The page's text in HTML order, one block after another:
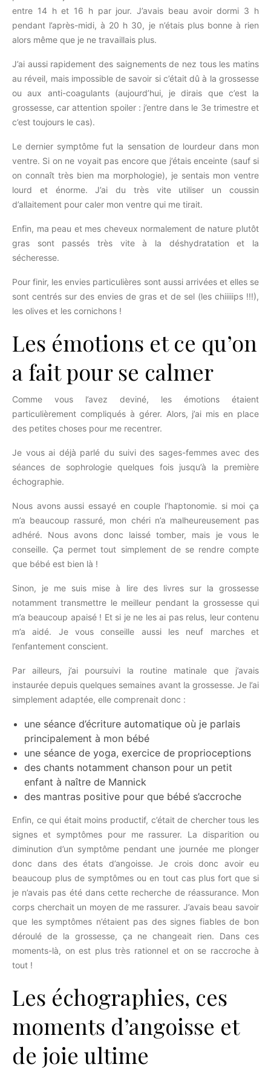
entre 14 h et 16 h par jour. J’avais beau avoir dormi 3 h
pendant l’après-midi, à 20 h 30, je n’étais plus bonne à rien
alors même que je ne travaillais plus.
J’ai aussi rapidement des saignements de nez tous les matins
au réveil, mais impossible de savoir si c’était dû à la grossesse
ou aux anti-coagulants (aujourd’hui, je dirais que c’est la
grossesse, car attention spoiler : j’entre dans le 3e trimestre et
c’est toujours le cas).
Le dernier symptôme fut la sensation de lourdeur dans mon
ventre. Si on ne voyait pas encore que j’étais enceinte (sauf si
on connaît très bien ma morphologie), je sentais mon ventre
lourd et énorme. J’ai du très vite utiliser un coussin
d’allaitement pour caler mon ventre qui me tirait.
Enfin, ma peau et mes cheveux normalement de nature plutôt
gras sont passés très vite à la déshydratation et la
sécheresse.
Pour finir, les envies particulières sont aussi arrivées et elles se
sont centrés sur des envies de gras et de sel (les chiiiiips !!!),
les olives et les cornichons !
Les émotions et ce qu’on
a fait pour se calmer
Comme vous l’avez deviné, les émotions étaient
particulièrement compliqués à gérer. Alors, j’ai mis en place
des petites choses pour me recentrer.
Je vous ai déjà parlé du suivi des sages-femmes avec des
séances de sophrologie quelques fois jusqu’à la première
échographie.
Nous avons aussi essayé en couple l’haptonomie. si moi ça
m’a beaucoup rassuré, mon chéri n’a malheureusement pas
adhéré. Nous avons donc laissé tomber, mais je vous le
conseille. Ça permet tout simplement de se rendre compte
que bébé est bien là !
Sinon, je me suis mise à lire des livres sur la grossesse
notamment transmettre le meilleur pendant la grossesse qui
m’a beaucoup apaisé ! Et si je ne les ai pas relus, leur contenu
m’a aidé. Je vous conseille aussi les neuf marches et
l’enfantement conscient.
Par ailleurs, j’ai poursuivi la routine matinale que j’avais
instaurée depuis quelques semaines avant la grossesse. Je l’ai
simplement adaptée, elle comprenait donc :
une séance d’écriture automatique où je parlais
principalement à mon bébé
une séance de yoga, exercice de proprioceptions
des chants notamment chanson pour un petit
enfant à naître de Mannick
des mantras positive pour que bébé s’accroche
Enfin, ce qui était moins productif, c’était de chercher tous les
signes et symptômes pour me rassurer. La disparition ou
diminution d’un symptôme pendant une journée me plonger
donc dans des états d’angoisse. Je crois donc avoir eu
beaucoup plus de symptômes ou en tout cas plus fort que si
je n’avais pas été dans cette recherche de réassurance. Mon
corps cherchait un moyen de me rassurer. J’avais beau savoir
que les symptômes n’étaient pas des signes fiables de bon
déroulé de la grossesse, ça ne changeait rien. Dans ces
moments-là, on est plus très rationnel et on se raccroche à
tout !
Les échographies, ces
moments d’angoisse et
de joie ultime